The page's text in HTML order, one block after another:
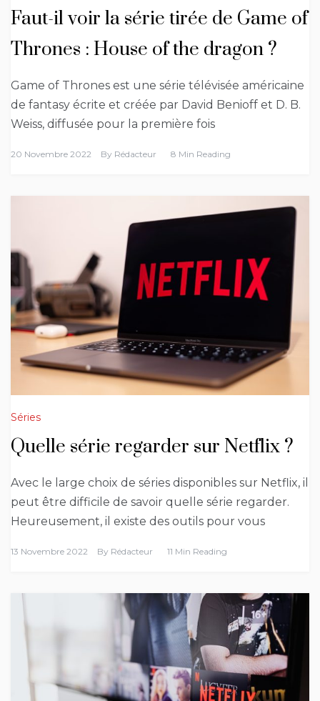
Faut-il voir la série tirée de Game of
Thrones : House of the dragon ?
Game of Thrones est une série télévisée américaine
de fantasy écrite et créée par David Benioff et D. B.
Weiss, diffusée pour la première fois
20 Novembre 2022 By Rédacteur 8 Min Reading
Séries
Quelle série regarder sur Netflix ?
Avec le large choix de séries disponibles sur Netflix, il
peut être difficile de savoir quelle série regarder.
Heureusement, il existe des outils pour vous
13 Novembre 2022 By Rédacteur 11 Min Reading